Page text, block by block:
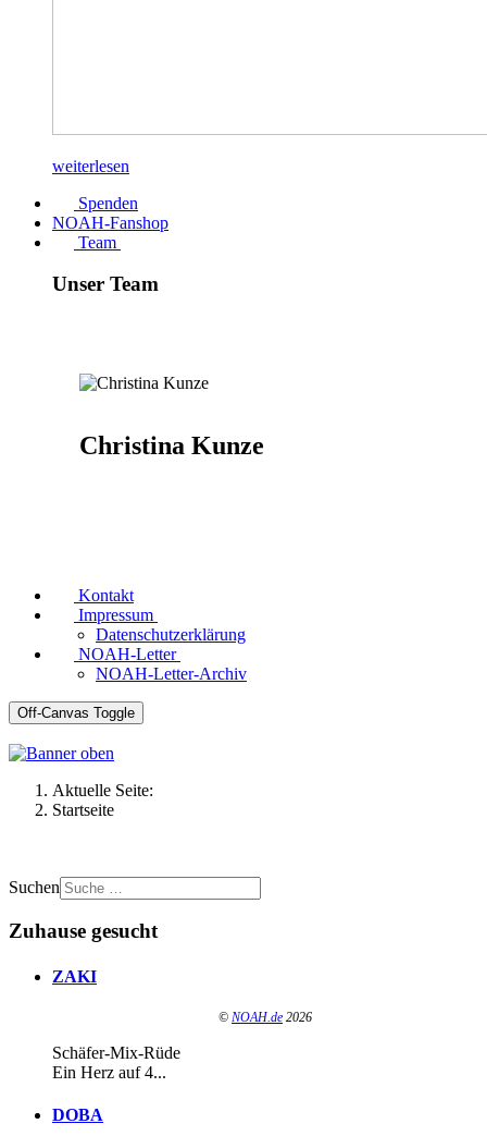
weiterlesen
Spenden
NOAH-Fanshop
Team
Unser Team
Christina Kunze
Kontakt
Impressum
Datenschutzerklärung
NOAH-Letter
NOAH-Letter-Archiv
Off-Canvas Toggle
Aktuelle Seite:
Startseite
Suchen
Zuhause gesucht
ZAKI
© NOAH.de 2026
Schäfer-Mix-Rüde
Ein Herz auf 4...
DOBA